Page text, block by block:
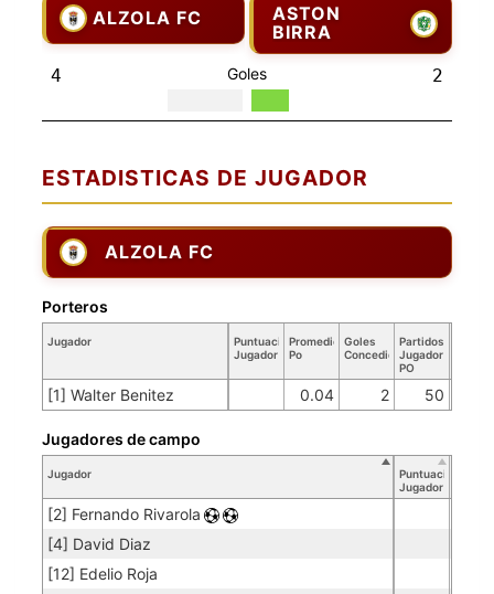
ALZOLA FC
ASTON
BIRRA
4 Goles 2
ESTADISTICAS DE JUGADOR
ALZOLA FC
Jugador
Puntuación
Jugador
Promedio
Po
Goles
Concedidos
Partidos
Jugador
PO
[1] Walter Benitez 0.04 2 50
Porteros
Jugador
Puntuación
Jugador
[2] Fernando Rivarola
[4] David Diaz
[12] Edelio Roja
Jugadores de campo